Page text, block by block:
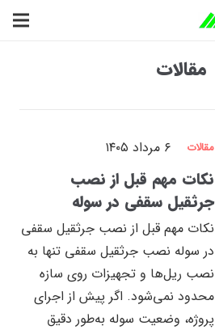
مقالات
مقالات ۶ مرداد ۱۴۰۵
نکات مهم قبل از نصب
جرثقیل سقفی در سوله
نکات مهم قبل از نصب جرثقیل سقفی
در سوله نصب جرثقیل سقفی تنها به
نصب ریل‌ها و تجهیزات روی سازه
محدود نمی‌شود. اگر پیش از اجرای
پروژه، وضعیت سوله به‌طور دقیق